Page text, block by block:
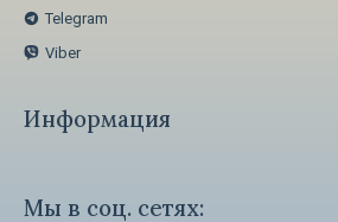
Telegram
Viber
Информация
Политика обработки персональных данных
Мы в соц. сетях: